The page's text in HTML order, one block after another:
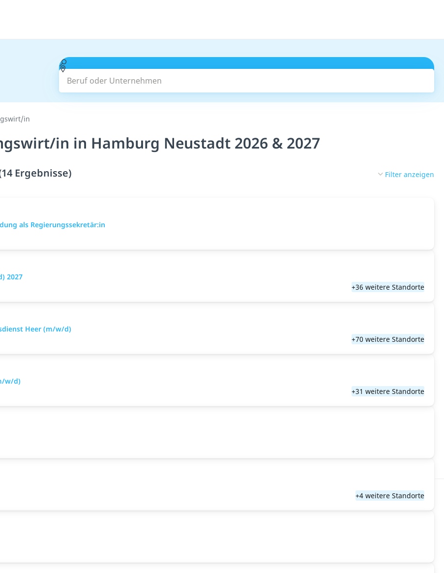
Beruf oder Unternehmen
in
in in Hamburg Neustadt 2026 & 2027
Ergebnisse) Filter anzeigen
als Regierungssekretär:in
2027
+36 weitere Standorte
Heer (m/w/d)
+70 weitere Standorte
w/d)
+31 weitere Standorte
+4 weitere Standorte